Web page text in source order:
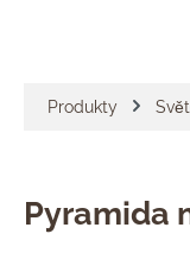
Produkty
Pyramida